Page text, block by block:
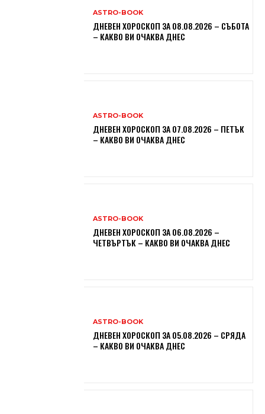
ASTRO-BOOK
ДНЕВЕН ХОРОСКОП ЗА 08.08.2026 – СЪБОТА
– КАКВО ВИ ОЧАКВА ДНЕС
ASTRO-BOOK
ДНЕВЕН ХОРОСКОП ЗА 07.08.2026 – ПЕТЪК
– КАКВО ВИ ОЧАКВА ДНЕС
ASTRO-BOOK
ДНЕВЕН ХОРОСКОП ЗА 06.08.2026 –
ЧЕТВЪРТЪК – КАКВО ВИ ОЧАКВА ДНЕС
ASTRO-BOOK
ДНЕВЕН ХОРОСКОП ЗА 05.08.2026 – СРЯДА
– КАКВО ВИ ОЧАКВА ДНЕС